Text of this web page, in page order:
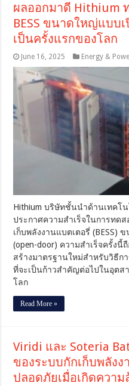
ผลออกมาดี Hithium
BESS ขนาดใหญ่แบบ
เป็นครั้งแรกของโลก
June 16, 2025 Energy &
Hithium บริษัทชั้นนำด้านเทคโ
ประกาศความสำเร็จในการทด
เก็บพลังงานแบตเตอรี่ (BESS)
(open-door) ความสำเร็จครั้งนี้
สร้างมาตรฐานใหม่สำหรับวิธี
ที่จะเป็นก้าวสำคัญต่อไปในอุตส
โลก
Read More »
Viridi และ Soteria
ของระบบกักเก็บพลัง
ปลอดภัยเมื่อเกิดความ